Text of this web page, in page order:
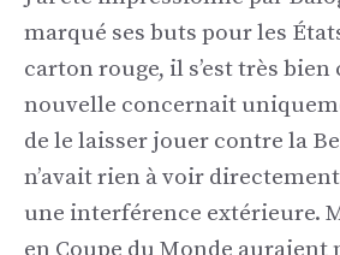
marqué ses buts pour les
carton rouge, il s’est très
nouvelle concernait
de le laisser jouer contre la
n’avait rien à voir
une interférence extérieure.